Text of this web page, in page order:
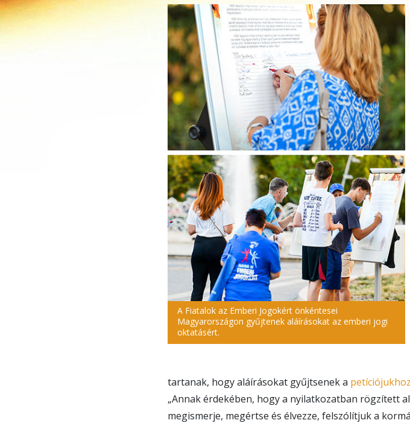
A Fiatalok az Emberi Jogokért önkéntesei
Magyarországon gyűjtenek aláírásokat az emberi jogi
oktatásért.
tartanak, hogy aláírásokat gyűjtsenek a petíciójukhoz
„Annak érdekében, hogy a nyilatkozatban rögzített
megismerje, megértse és élvezze, felszólítjuk a